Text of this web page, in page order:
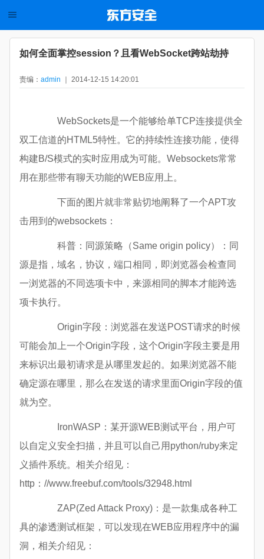
如何全面掌控session？且看WebSocket跨站劫持
责编： admin ｜ 2014-12-15 14:20:01
WebSockets是一个能够给单TCP连接提供全
双工信道的HTML5特性。它的持续性连接功能，使得
构建B/S模式的实时应用成为可能。Websockets常常
用在那些带有聊天功能的WEB应用上。
下面的图片就非常贴切地阐释了一个APT攻
击用到的websockets：
科普：同源策略（Same origin policy）：同
源是指，域名，协议，端口相同，即浏览器会检查同
一浏览器的不同选项卡中，来源相同的脚本才能跨选
项卡执行。
Origin字段：浏览器在发送POST请求的时候
可能会加上一个Origin字段，这个Origin字段主要是用
来标识出最初请求是从哪里发起的。如果浏览器不能
确定源在哪里，那么在发送的请求里面Origin字段的值
就为空。
IronWASP：某开源WEB测试平台，用户可
以自定义安全扫描，并且可以自己用python/ruby来定
义插件系统。相关介绍见：
http：//www.freebuf.com/tools/32948.html
ZAP(Zed Attack Proxy)：是一款集成各种工
具的渗透测试框架，可以发现在WEB应用程序中的漏
洞，相关介绍见：